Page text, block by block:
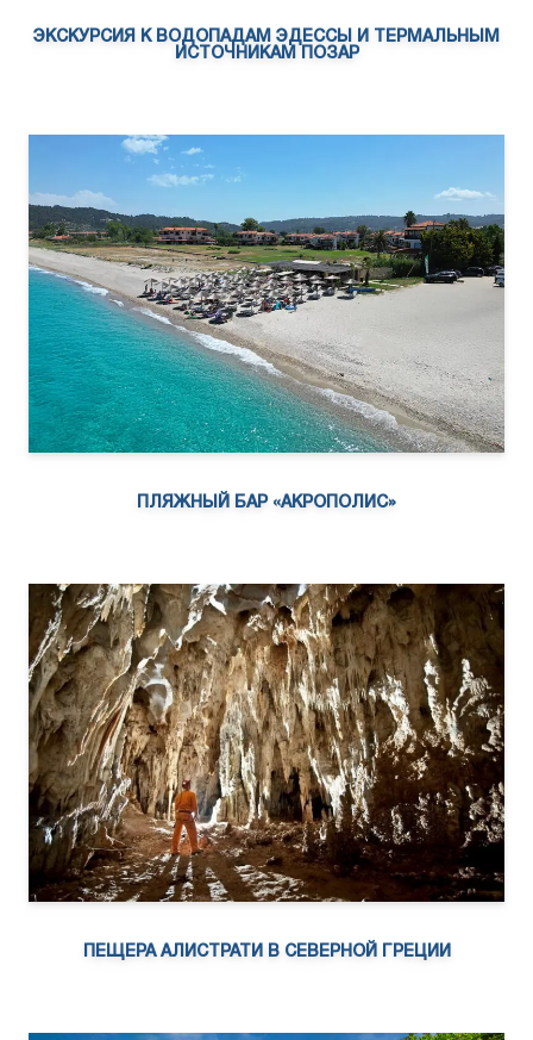
ЭКСКУРСИЯ К ВОДОПАДАМ ЭДЕССЫ И ТЕРМАЛЬНЫМ
ИСТОЧНИКАМ ПОЗАР
ПЛЯЖНЫЙ БАР «АКРОПОЛИС»
ПЕЩЕРА АЛИСТРАТИ В СЕВЕРНОЙ ГРЕЦИИ